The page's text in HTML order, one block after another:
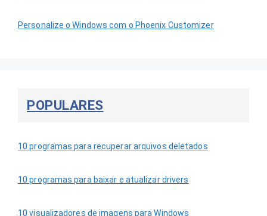
Personalize o Windows com o Phoenix Customizer
POPULARES
10 programas para recuperar arquivos deletados
10 programas para baixar e atualizar drivers
10 visualizadores de imagens para Windows